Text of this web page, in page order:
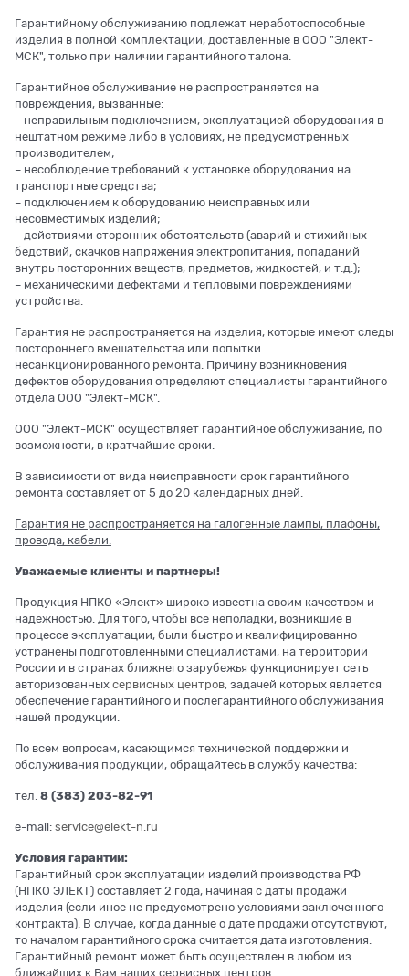
Гарантийному обслуживанию подлежат неработоспособные
изделия в полной комплектации, доставленные в ООО "Элект-
МСК", только при наличии гарантийного талона.
Гарантийное обслуживание не распространяется на
повреждения, вызванные:
– неправильным подключением, эксплуатацией оборудования в
нештатном режиме либо в условиях, не предусмотренных
производителем;
– несоблюдение требований к установке оборудования на
транспортные средства;
– подключением к оборудованию неисправных или
несовместимых изделий;
– действиями сторонних обстоятельств (аварий и стихийных
бедствий, скачков напряжения электропитания, попаданий
внутрь посторонних веществ, предметов, жидкостей, и т.д.);
– механическими дефектами и тепловыми повреждениями
устройства.
Гарантия не распространяется на изделия, которые имеют следы
постороннего вмешательства или попытки
несанкционированного ремонта. Причину возникновения
дефектов оборудования определяют специалисты гарантийного
отдела ООО "Элект-МСК".
ООО "Элект-МСК" осуществляет гарантийное обслуживание, по
возможности, в кратчайшие сроки.
В зависимости от вида неисправности срок гарантийного
ремонта составляет от 5 до 20 календарных дней.
Гарантия не распространяется на галогенные лампы, плафоны,
провода, кабели.
Уважаемые клиенты и партнеры!
Продукция НПКО «Элект» широко известна своим качеством и
надежностью. Для того, чтобы все неполадки, возникшие в
процессе эксплуатации, были быстро и квалифицированно
устранены подготовленными специалистами, на территории
России и в странах ближнего зарубежья функционирует сеть
авторизованных сервисных центров, задачей которых является
обеспечение гарантийного и послегарантийного обслуживания
нашей продукции.
По всем вопросам, касающимся технической поддержки и
обслуживания продукции, обращайтесь в службу качества:
тел. 8 (383) 203-82-91
e-mail: service@elekt-n.ru
Условия гарантии:
Гарантийный срок эксплуатации изделий производства РФ
(НПКО ЭЛЕКТ) составляет 2 года, начиная с даты продажи
изделия (если иное не предусмотрено условиями заключенного
контракта). В случае, когда данные о дате продажи отсутствуют,
то началом гарантийного срока считается дата изготовления.
Гарантийный ремонт может быть осуществлен в любом из
ближайших к Вам наших сервисных центров.